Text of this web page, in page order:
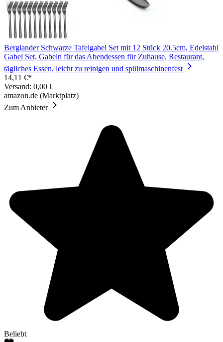
Berglander Schwarze Tafelgabel Set mit 12 Stück 20.5cm, Edelstahl
Gabel Set, Gabeln für das Abendessen für Zuhause, Restaurant,
tägliches Essen, leicht zu reinigen und spülmaschinenfest
14,11 €*
Versand: 0,00 €
amazon.de (Marktplatz)
Zum Anbieter
Beliebt